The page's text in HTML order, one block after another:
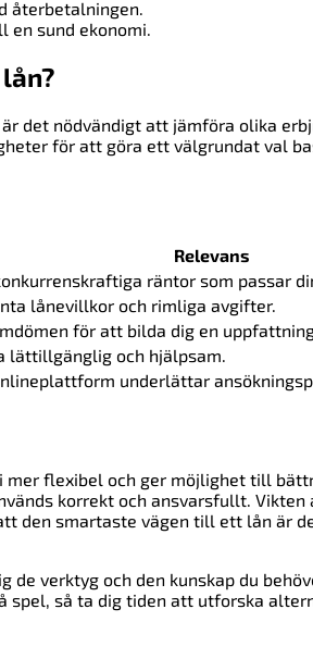
återbetalningen.
en sund ekonomi.
det nödvändigt att jämföra olika
för att göra ett välgrundat val
Relevans
räntor som passar
lånevillkor och rimliga avgifter.
för att bilda dig en
lättillgänglig och hjälpsam.
underlättar
mer flexibel och ger möjlighet till
korrekt och ansvarsfullt.
den smartaste vägen till ett lån är
de verktyg och den kunskap du
spel, så ta dig tiden att utforska